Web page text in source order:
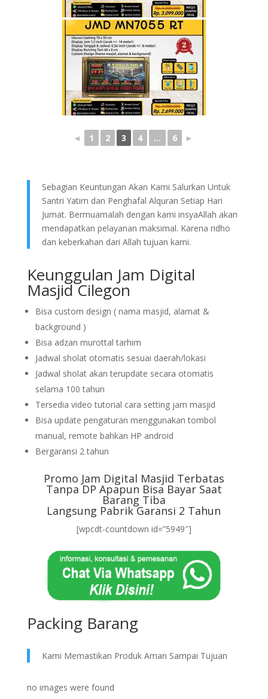
◄ 1 2 3 4 ... 6 ►
Sebagian Keuntungan Akan Kami Salurkan Untuk
Santri Yatim dan Penghafal Alquran Setiap Hari
Jumat. Bermuamalah dengan kami insyaAllah akan
mendapatkan pelayanan maksimal. Karena ridho
dan keberkahan dari Allah tujuan kami.
Keunggulan Jam Digital
Masjid Cilegon
Bisa custom design ( nama masjid, alamat &
background )
Bisa adzan murottal tarhim
Jadwal sholat otomatis sesuai daerah/lokasi
Jadwal sholat akan terupdate secara otomatis
selama 100 tahun
Tersedia video tutorial cara setting jam masjid
Bisa update pengaturan menggunakan tombol
manual, remote bahkan HP android
Bergaransi 2 tahun
Promo Jam Digital Masjid Terbatas
Tanpa DP Apapun Bisa Bayar Saat
Barang Tiba
Langsung Pabrik Garansi 2 Tahun
[wpcdt-countdown id=”5949″]
Packing Barang
Kami Memastikan Produk Aman Sampai Tujuan
no images were found